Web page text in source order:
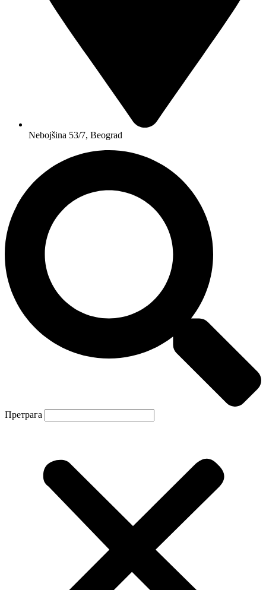
Nebojšina 53/7, Beograd
Претрага